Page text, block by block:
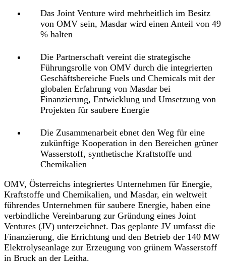
Das Joint Venture wird mehrheitlich im Besitz
von OMV sein, Masdar wird einen Anteil von 49
% halten
Die Partnerschaft vereint die strategische
Führungsrolle von OMV durch die integrierten
Geschäftsbereiche Fuels und Chemicals mit der
globalen Erfahrung von Masdar bei
Finanzierung, Entwicklung und Umsetzung von
Projekten für saubere Energie
Die Zusammenarbeit ebnet den Weg für eine
zukünftige Kooperation in den Bereichen grüner
Wasserstoff, synthetische Kraftstoffe und
Chemikalien
OMV, Österreichs integriertes Unternehmen für Energie,
Kraftstoffe und Chemikalien, und Masdar, ein weltweit
führendes Unternehmen für saubere Energie, haben eine
verbindliche Vereinbarung zur Gründung eines Joint
Ventures (JV) unterzeichnet. Das geplante JV umfasst die
Finanzierung, die Errichtung und den Betrieb der 140 MW
Elektrolyseanlage zur Erzeugung von grünem Wasserstoff
in Bruck an der Leitha.